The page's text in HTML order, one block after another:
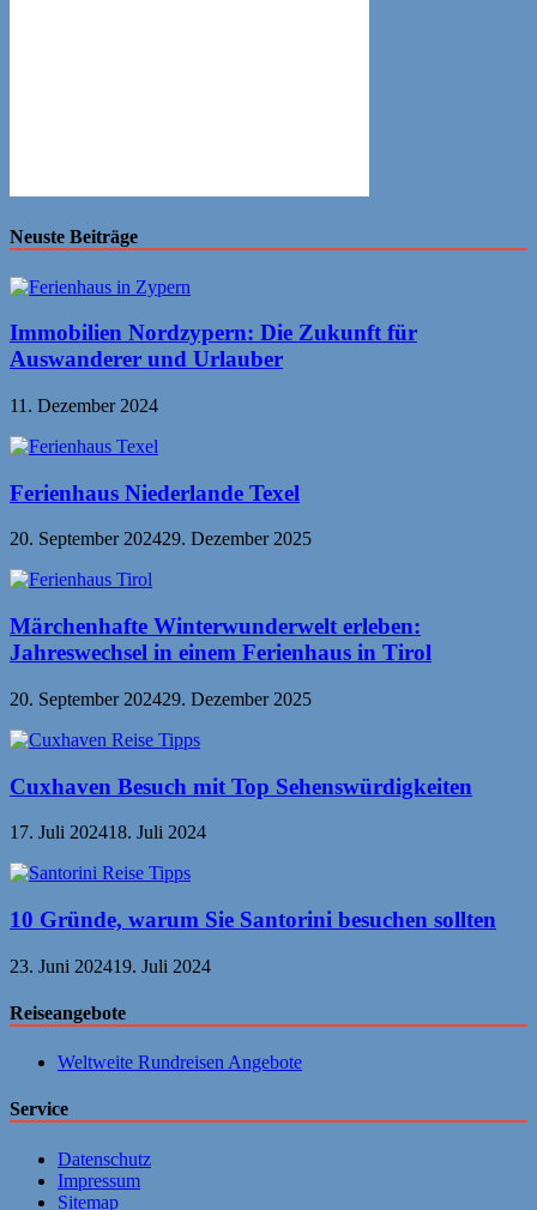
Neuste Beiträge
Immobilien Nordzypern: Die Zukunft für
Auswanderer und Urlauber
11. Dezember 2024
Ferienhaus Niederlande Texel
20. September 202429. Dezember 2025
Märchenhafte Winterwunderwelt erleben:
Jahreswechsel in einem Ferienhaus in Tirol
20. September 202429. Dezember 2025
Cuxhaven Besuch mit Top Sehenswürdigkeiten
17. Juli 202418. Juli 2024
10 Gründe, warum Sie Santorini besuchen sollten
23. Juni 202419. Juli 2024
Reiseangebote
Weltweite Rundreisen Angebote
Service
Datenschutz
Impressum
Sitemap